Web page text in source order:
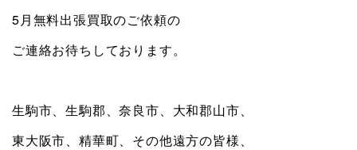
5月無料出張買取のご依頼の
ご連絡お待ちしております。
生駒市、生駒郡、奈良市、大和郡山市、
東大阪市、精華町、その他遠方の皆様、